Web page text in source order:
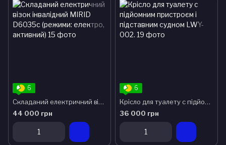
6
Складаний електричний візок інвалідний MIRID D6035c (режими: електро, активний)
44 000 грн
6
Крісло для туалету c підйомним пристроєм і підставним судном LWY-002.
36 000 грн